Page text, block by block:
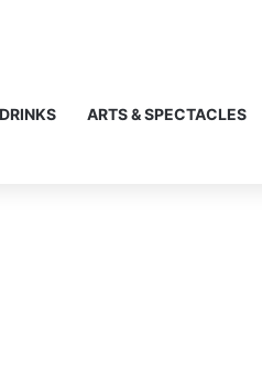
ARTS & SPECTACLES